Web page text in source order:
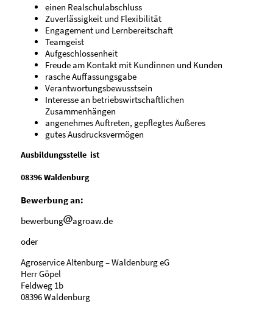
einen Realschulabschluss
Zuverlässigkeit und Flexibilität
Engagement und Lernbereitschaft
Teamgeist
Aufgeschlossenheit
Freude am Kontakt mit Kundinnen und Kunden
rasche Auffassungsgabe
Verantwortungsbewusstsein
Interesse an betriebswirtschaftlichen
Zusammenhängen
angenehmes Auftreten, gepflegtes Äußeres
gutes Ausdrucksvermögen
Ausbildungsstelle ist
08396 Waldenburg
Bewerbung an:
bewerbung
agroaw.de
oder
Agroservice Altenburg – Waldenburg eG
Herr Göpel
Feldweg 1b
08396 Waldenburg